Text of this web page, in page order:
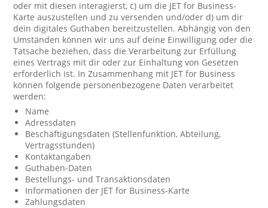
oder mit diesen interagierst, c) um die JET for Business-
Karte auszustellen und zu versenden und/oder d) um dir
dein digitales Guthaben bereitzustellen. Abhängig von den
Umständen können wir uns auf deine Einwilligung oder die
Tatsache beziehen, dass die Verarbeitung zur Erfüllung
eines Vertrags mit dir oder zur Einhaltung von Gesetzen
erforderlich ist. In Zusammenhang mit JET for Business
können folgende personenbezogene Daten verarbeitet
werden:
Name
Adressdaten
Beschäftigungsdaten (Stellenfunktion, Abteilung,
Vertragsstunden)
Kontaktangaben
Guthaben-Daten
Bestellungs- und Transaktionsdaten
Informationen der JET for Business-Karte
Zahlungsdaten